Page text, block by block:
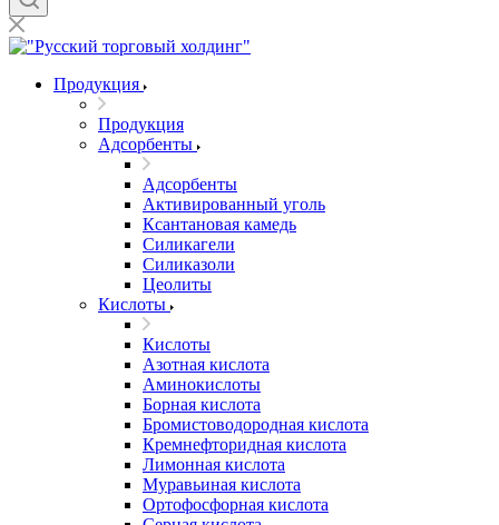
Продукция
Продукция
Адсорбенты
Адсорбенты
Активированный уголь
Ксантановая камедь
Силикагели
Силиказоли
Цеолиты
Кислоты
Кислоты
Азотная кислота
Аминокислоты
Борная кислота
Бромистоводородная кислота
Кремнефторидная кислота
Лимонная кислота
Муравьиная кислота
Ортофосфорная кислота